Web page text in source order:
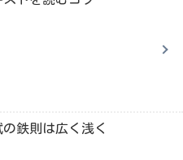
鉄則は広く浅く